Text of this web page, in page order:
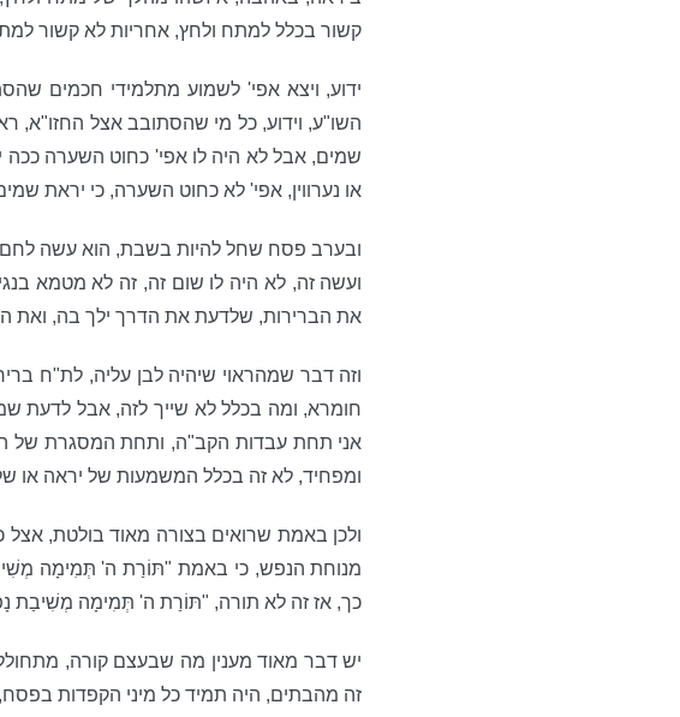
קשור בכלל למתח ולחץ, אחריות לא קשור
ידוע, ויצא אפי' לשמוע מתלמידי חכמים
השו"ע, וידוע, כל מי שהסתובב אצל החזו"א,
שמים, אבל לא היה לו אפי' כחוט השערה
או נערווין, אפי' לא כחוט השערה, כי יראת
ובערב פסח שחל להיות בשבת, הוא עשה
ועשה זה, לא היה לו שום זה, זה לא מטמא
את הברירות, שלדעת את הדרך ילך בה, ואת
וזה דבר שמהראוי שיהיה לבן עליה, לת"ח
חומרא, ומה בכלל לא שייך לזה, אבל לדעת
אני תחת עבדות הקב"ה, ותחת המסגרת של
ומפחיד, לא זה בכלל המשמעות של יראה או
ולכן באמת שרואים בצורה מאוד בולטת,
מנוחת הנפש, כי באמת "תּוֹרַת ה' תְּמִימָה
כך, אז זה לא תורה, "תּוֹרַת ה' תְּמִימָה מְשִׁיבַת
יש דבר מאוד מענין מה שבעצם קורה,
זה מהבתים, היה תמיד כל מיני הקפדות